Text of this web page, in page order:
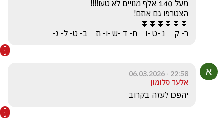
ר- ק     נ -ט -ו    ח- ד -ש -ו- ת    ב- ט- ל- ג-
22:58 - 06.03.2026
אלעד סלומון
יהפכו לעזה בקרוב